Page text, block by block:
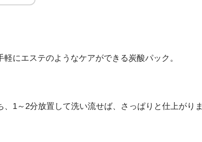
軽にエステのようなケアができる炭酸パック。
1～2分放置して洗い流せば、さっぱりと仕上がりま